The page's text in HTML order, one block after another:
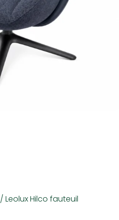
/ Leolux Hilco fauteuil